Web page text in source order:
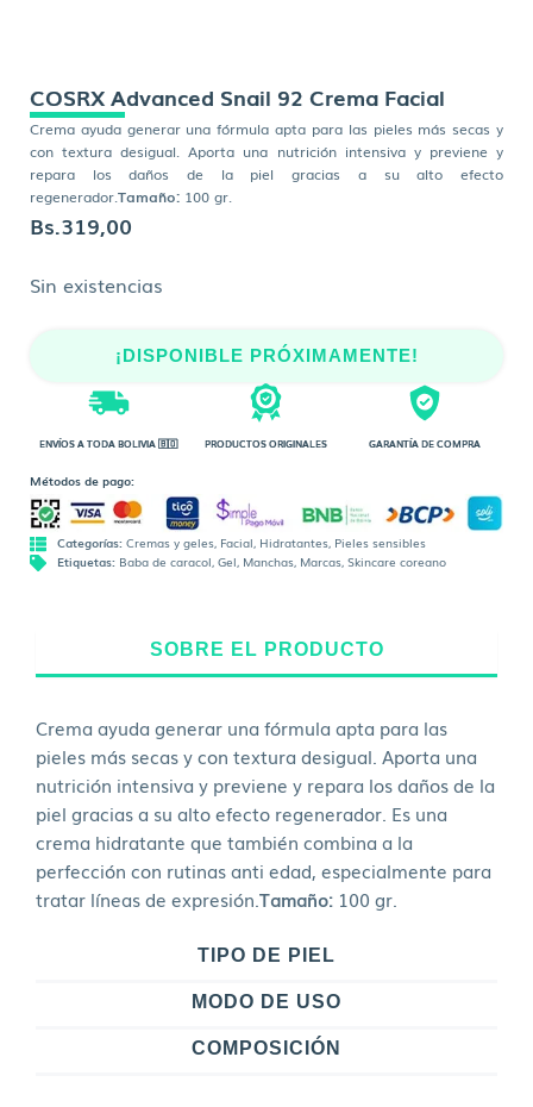
COSRX Advanced Snail 92 Crema Facial
Crema ayuda generar una fórmula apta para las pieles más secas y
con textura desigual. Aporta una nutrición intensiva y previene y
repara los daños de la piel gracias a su alto efecto
regenerador.Tamaño: 100 gr.
Bs.319,00
Sin existencias
¡DISPONIBLE PRÓXIMAMENTE!
ENVÍOS A TODA BOLIVIA 🇧🇴 PRODUCTOS ORIGINALES GARANTÍA DE COMPRA
Métodos de pago:
Categorías: Cremas y geles, Facial, Hidratantes, Pieles sensibles
Etiquetas: Baba de caracol, Gel, Manchas, Marcas, Skincare coreano
SOBRE EL PRODUCTO
TIPO DE PIEL
MODO DE USO
COMPOSICIÓN
Crema ayuda generar una fórmula apta para las
pieles más secas y con textura desigual. Aporta una
nutrición intensiva y previene y repara los daños de la
piel gracias a su alto efecto regenerador. Es una
crema hidratante que también combina a la
perfección con rutinas anti edad, especialmente para
tratar líneas de expresión. Tamaño: 100 gr.